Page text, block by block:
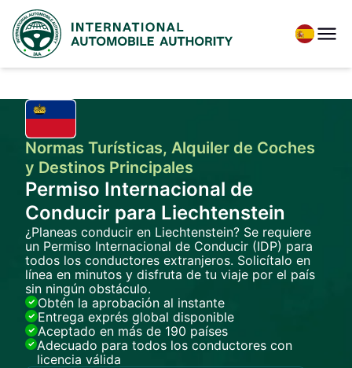
Normas Turísticas, Alquiler de Coches
y Destinos Principales
Permiso Internacional de
Conducir para Liechtenstein
¿Planeas conducir en Liechtenstein? Se requiere
un Permiso Internacional de Conducir (IDP) para
todos los conductores extranjeros. Solicítalo en
línea en minutos y disfruta de tu viaje por el país
sin ningún obstáculo.
Obtén la aprobación al instante
Entrega exprés global disponible
Aceptado en más de 190 países
Adecuado para todos los conductores con
licencia válida